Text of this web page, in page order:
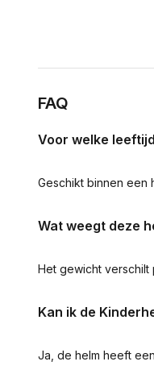
FAQ
Voor welke
Geschikt binnen een
Wat weegt deze
Het gewicht verschilt
Kan ik de
Ja, de helm heeft